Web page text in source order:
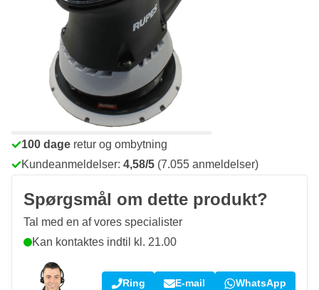
2.733, kr. Inkl. moms
Bestil før kl. 23.59, vi sender i dag
Gratis leveringved køb over 1.120 kr
100 dage retur og ombytning
Kundeanmeldelser: 4,58/5 (7.055 anmeldelser)
Spørgsmål om dette produkt?
Tal med en af vores specialister
Kan kontaktes indtil kl. 21.00
Ring E-mail WhatsApp